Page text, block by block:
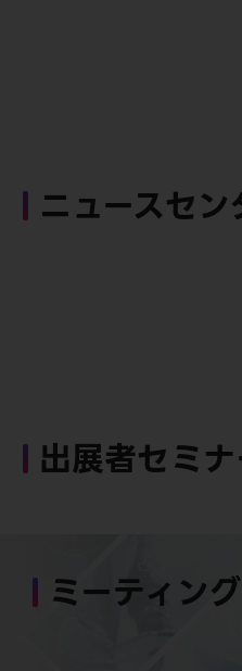
ニュースセ
出展者セミ
ミーティン